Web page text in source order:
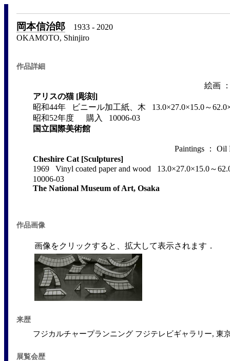
岡本信治郎 1933 - 2020
OKAMOTO, Shinjiro
作品詳細
絵画
アリスの猫 [彫刻]
昭和44年 ビニール加工紙、木 13.0×27.0×15.0～
昭和52年度 購入 10006-03
国立国際美術館
Paintings ： Oil
Cheshire Cat [Sculptures]
1969 Vinyl coated paper and wood 13.0×27.0×15.0～
10006-03
The National Museum of Art, Osaka
作品画像
画像をクリックすると、拡大して表示されます．
来歴
フジカルチャープランニング フジテレビギャラリー, 東
展覧会歴